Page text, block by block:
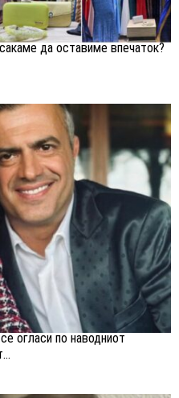
да оставиме впечаток?
огласи по наводниот